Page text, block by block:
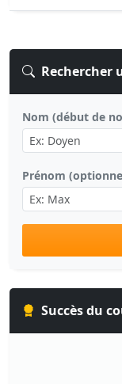
Rechercher
Nom (début de
Prénom
Succès du